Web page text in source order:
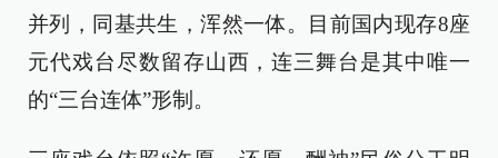
并列，同基共生，浑然一体。目前国内现存8座
元代戏台尽数留存山西，连三舞台是其中唯一
的“三台连体”形制。